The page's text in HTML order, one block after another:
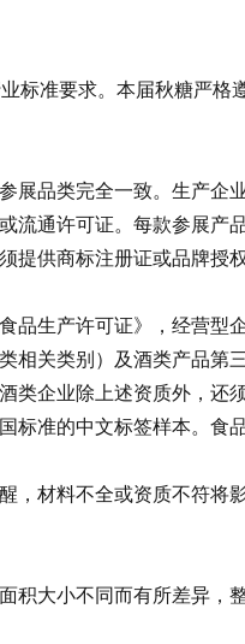
准要求。本届秋糖严格遵
展品类完全一致。生产企
流通许可证。每款参展产
提供商标注册证或品牌授权
品生产许可证》，经营型
相关类别）及酒类产品第
类企业除上述资质外，还
标准的中文标签样本。食
，材料不全或资质不符将
积大小不同而有所差异，